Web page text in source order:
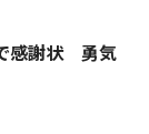
感謝状 勇気